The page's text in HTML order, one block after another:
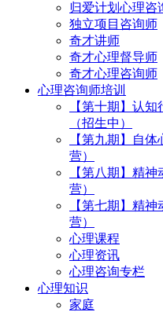
归爱计划心理咨
独立项目咨询师
奇才讲师
奇才心理督导师
奇才心理咨询师
心理咨询师培训
【第十期】认
（招生中）
【第九期】自
营）
【第八期】精
营）
【第七期】精
营）
心理课程
心理资讯
心理咨询专栏
心理知识
家庭